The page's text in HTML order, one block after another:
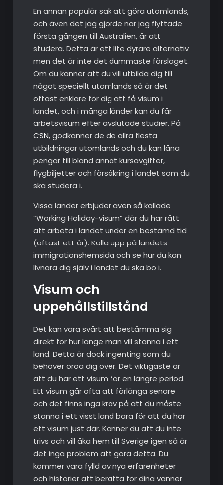
En annan populär sak att göra utomlands,
och även det jag gjorde när jag flyttade
första gången till Australien, är att
studera. Detta är ett lite dyrare alternativ
men det är inte det dummaste förslaget.
Om du känner att du vill utbilda dig till
något speciellt utomlands så är det
oftast enklare för dig att få visum i
landet, och i många länder kan du får
arbetsvisum efter avslutade studier. På
CSN, godkänner de de allra flesta
utbildningar utomlands och du kan låna
pengar till bland annat kursavgifter,
flygbiljetter och försäkring i landet som du
ska studera i.
Vissa länder erbjuder även så kallade
”Working Holiday-visum” där du har rätt
att arbeta i landet under en bestämd tid
(oftast ett år). Kolla upp på landets
immigrationshemsida och se hur du kan
livnära dig själv i landet du ska bo i.
Visum och
uppehållstillstånd
Det kan vara svårt att bestämma sig
direkt för hur länge man vill stanna i ett
land. Detta är dock ingenting som du
behöver oroa dig över. Det viktigaste är
att du har ett visum för en längre period.
Ett visum går ofta att förlänga senare
och det finns inga krav på att du måste
stanna i ett visst land bara för att du har
ett visum just där. Känner du att du inte
trivs och vill åka hem till Sverige igen så är
det inga problem att göra detta. Du
kommer vara fylld av nya erfarenheter
och historier att berätta för dina vänner